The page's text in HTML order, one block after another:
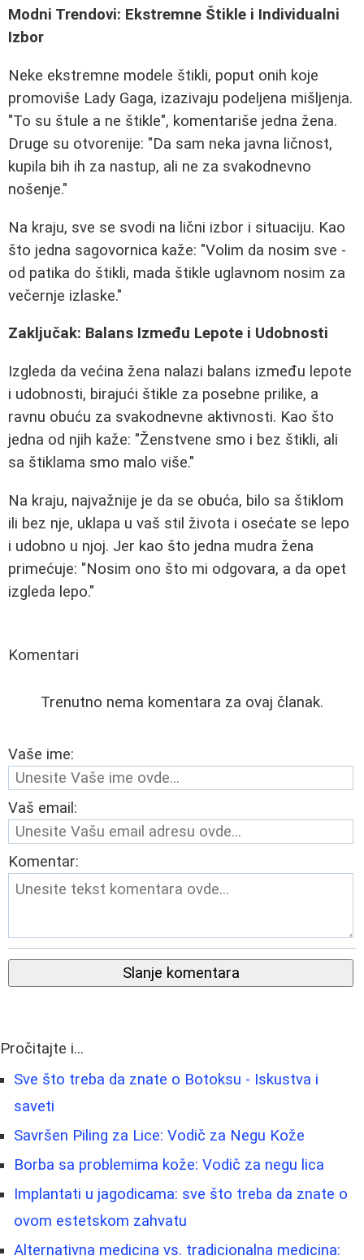
Modni Trendovi: Ekstremne Štikle i Individualni
Izbor
Neke ekstremne modele štikli, poput onih koje
promoviše Lady Gaga, izazivaju podeljena mišljenja.
"To su štule a ne štikle", komentariše jedna žena.
Druge su otvorenije: "Da sam neka javna ličnost,
kupila bih ih za nastup, ali ne za svakodnevno
nošenje."
Na kraju, sve se svodi na lični izbor i situaciju. Kao
što jedna sagovornica kaže: "Volim da nosim sve -
od patika do štikli, mada štikle uglavnom nosim za
večernje izlaske."
Zaključak: Balans Između Lepote i Udobnosti
Izgleda da većina žena nalazi balans između lepote
i udobnosti, birajući štikle za posebne prilike, a
ravnu obuću za svakodnevne aktivnosti. Kao što
jedna od njih kaže: "Ženstvene smo i bez štikli, ali
sa štiklama smo malo više."
Na kraju, najvažnije je da se obuća, bilo sa štiklom
ili bez nje, uklapa u vaš stil života i osećate se lepo
i udobno u njoj. Jer kao što jedna mudra žena
primećuje: "Nosim ono što mi odgovara, a da opet
izgleda lepo."
Komentari
Trenutno nema komentara za ovaj članak.
Vaše ime:
Vaš email:
Komentar:
Slanje komentara
Pročitajte i...
Sve što treba da znate o Botoksu - Iskustva i
saveti
Savršen Piling za Lice: Vodič za Negu Kože
Borba sa problemima kože: Vodič za negu lica
Implantati u jagodicama: sve što treba da znate o
ovom estetskom zahvatu
Alternativna medicina vs. tradicionalna medicina: